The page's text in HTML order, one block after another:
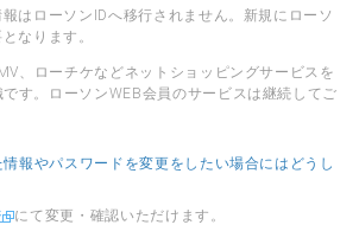
はローソンIDへ移行されません。新規にローソ
なります。
、ローチケなどネットショッピングサービスを
す。ローソンWEB会員のサービスは継続してご
報やパスワードを変更をしたい場合にはどうし
にて変更・確認いただけます。